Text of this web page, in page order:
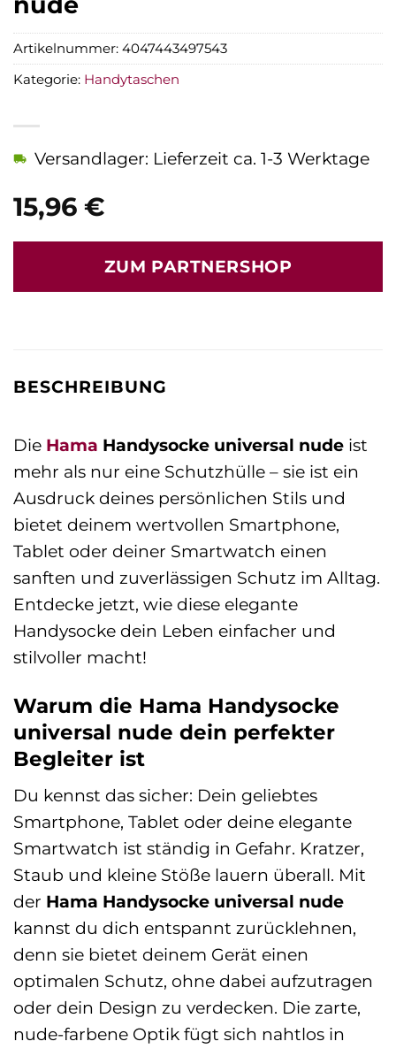
15,96 €
Versandlager: Lieferzeit ca. 1-3 Werktage
ZUM PARTNERSHOP
Artikelnummer: 4047443497543
Kategorie: Handytaschen
BESCHREIBUNG
Die Hama Handysocke universal nude ist
mehr als nur eine Schutzhülle – sie ist ein
Ausdruck deines persönlichen Stils und
bietet deinem wertvollen Smartphone,
Tablet oder deiner Smartwatch einen
sanften und zuverlässigen Schutz im Alltag.
Entdecke jetzt, wie diese elegante
Handysocke dein Leben einfacher und
stilvoller macht!
Warum die Hama Handysocke
universal nude dein perfekter
Begleiter ist
Du kennst das sicher: Dein geliebtes
Smartphone, Tablet oder deine elegante
Smartwatch ist ständig in Gefahr. Kratzer,
Staub und kleine Stöße lauern überall. Mit
der Hama Handysocke universal nude
kannst du dich entspannt zurücklehnen,
denn sie bietet deinem Gerät einen
optimalen Schutz, ohne dabei aufzutragen
oder dein Design zu verdecken. Die zarte,
nude-farbene Optik fügt sich nahtlos in